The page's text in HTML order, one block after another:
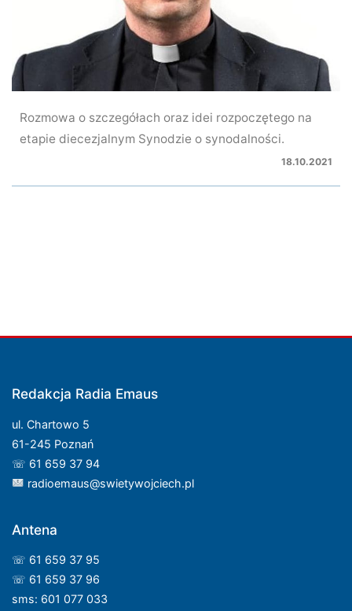
Rozmowa o szczegółach oraz idei rozpoczętego na
etapie diecezjalnym Synodzie o synodalności.
18.10.2021
Redakcja Radia Emaus
ul. Chartowo 5
61-245 Poznań
☏ 61 659 37 94
radioemaus@swietywojciech.pl
Antena
☏ 61 659 37 95
☏ 61 659 37 96
sms: 601 077 033